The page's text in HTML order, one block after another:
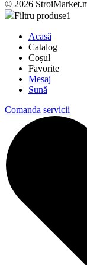
© 2026
Filtru produse1
Acasă
Catalog
Coșul
Favorite
Mesaj
Sună
Comanda servicii